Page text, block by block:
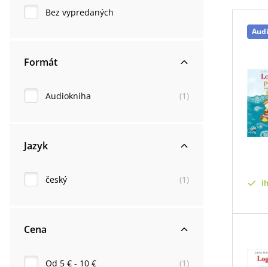
Bez vypredaných
Formát
Audiokniha (1 )
Jazyk
český (1 )
Cena
Od 5 € - 10 € (1 )